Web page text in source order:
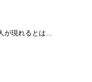
が現れるとは…